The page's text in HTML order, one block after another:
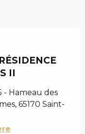
II
- Hameau des
65170 Saint-